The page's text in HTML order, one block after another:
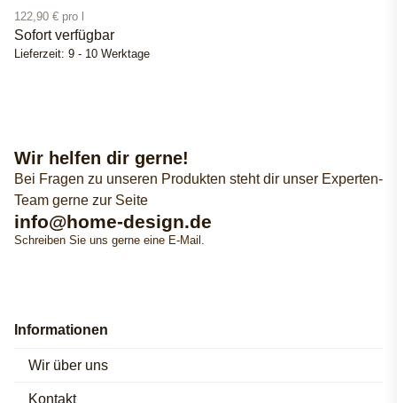
122,90 € pro l
Sofort verfügbar
Lieferzeit: 9 - 10 Werktage
Wir helfen dir gerne!
Bei Fragen zu unseren Produkten steht dir unser Experten-
Team gerne zur Seite
info@home-design.de
Schreiben Sie uns gerne eine E-Mail.
Informationen
Wir über uns
Kontakt